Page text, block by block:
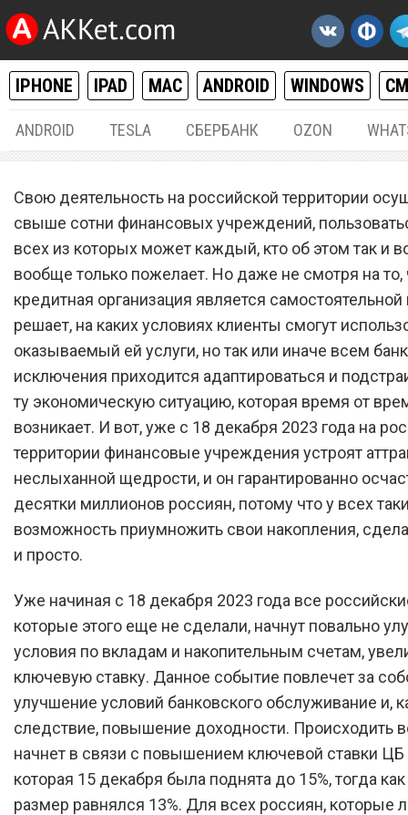
IPHONE IPAD MAC ANDROID WINDOWS
ANDROID TESLA СБЕРБАНК OZON
Уже с 18 декабря.
банки устроили
неслыханной щедрости
Свою деятельность на российской территории
свыше сотни финансовых учреждений,
всех из которых может каждый, кто об этом так и
вообще только пожелает. Но даже не смотря на то,
кредитная организация является
решает, на каких условиях клиенты смогут
оказываемый ей услуги, но так или иначе всем
исключения приходится адаптироваться и
ту экономическую ситуацию, которая время от
возникает. И вот, уже с 18 декабря 2023 года на
территории финансовые учреждения устроят
неслыханной щедрости, и он гарантированно
десятки миллионов россиян, потому что у всех
возможность приумножить свои накопления,
и просто.
Уже начиная с 18 декабря 2023 года все
которые этого еще не сделали, начнут повально
условия по вкладам и накопительным счетам,
ключевую ставку. Данное событие повлечет за
улучшение условий банковского обслуживание и,
следствие, повышение доходности. Происходить
начнет в связи с повышением ключевой ставки
которая 15 декабря была поднята до 15%, тогда
размер равнялся 13%. Для всех россиян, которые